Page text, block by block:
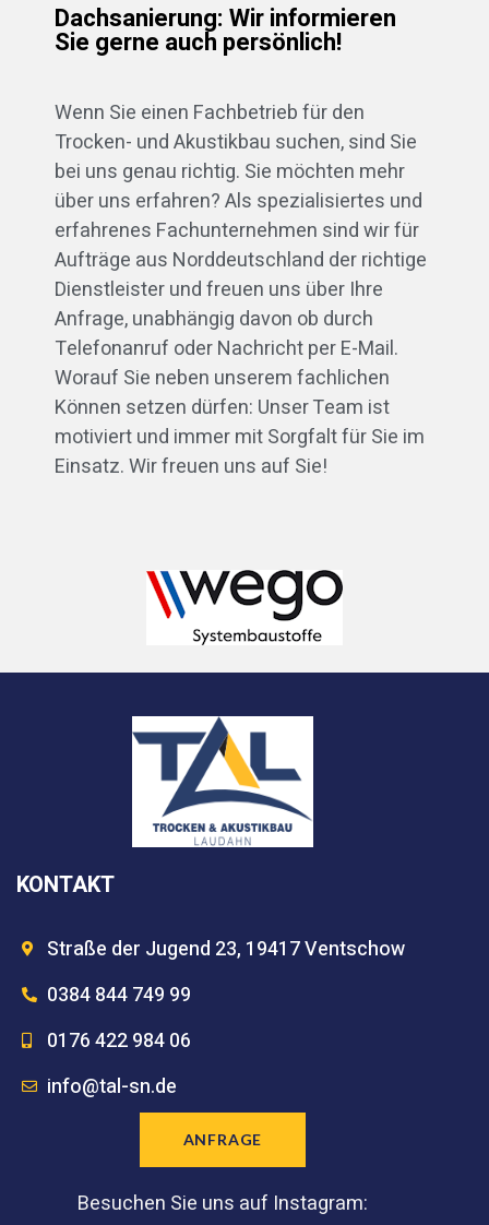
Dachsanierung: Wir informieren
Sie gerne auch persönlich!
Wenn Sie einen Fachbetrieb für den
Trocken- und Akustikbau suchen, sind Sie
bei uns genau richtig. Sie möchten mehr
über uns erfahren? Als spezialisiertes und
erfahrenes Fachunternehmen sind wir für
Aufträge aus Norddeutschland der richtige
Dienstleister und freuen uns über Ihre
Anfrage, unabhängig davon ob durch
Telefonanruf oder Nachricht per E-Mail.
Worauf Sie neben unserem fachlichen
Können setzen dürfen: Unser Team ist
motiviert und immer mit Sorgfalt für Sie im
Einsatz. Wir freuen uns auf Sie!
KONTAKT
Straße der Jugend 23, 19417 Ventschow
0384 844 749 99
0176 422 984 06
info@tal-sn.de
ANFRAGE
Besuchen Sie uns auf Instagram: